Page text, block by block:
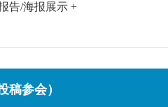
告/海报展示 +
稿参会）